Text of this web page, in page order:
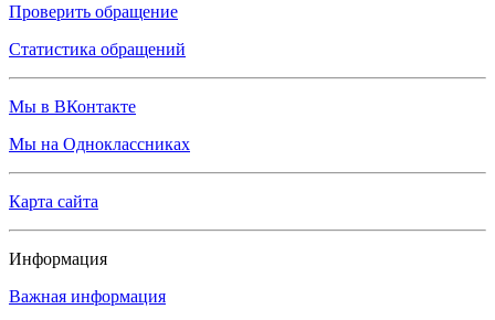
Проверить обращение
Статистика обращений
Мы в ВКонтакте
Мы на Одноклассниках
Карта сайта
Информация
Важная информация